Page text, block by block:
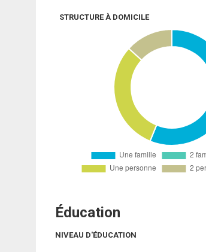
STRUCTURE À DOMICILE
Éducation
NIVEAU D'ÉDUCATION